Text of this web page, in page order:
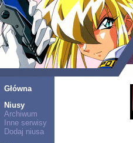
Główna
Niusy
Archiwum
Inne serwisy
Dodaj niusa